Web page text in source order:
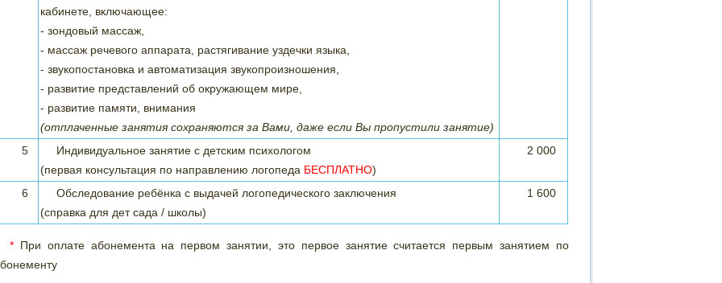
кабинете, включающее:
- зондовый массаж,
- массаж речевого аппарата, растягивание уздечки языка,
- звукопостановка и автоматизация звукопроизношения,
- развитие представлений об окружающем мире,
- развитие памяти, внимания
(отплаченные занятия сохраняются за Вами, даже если Вы пропустили занятие)
5
Индивидуальное занятие с детским психологом
(первая консультация по направлению логопеда БЕСПЛАТНО)
2 000
6
Обследование ребёнка с выдачей логопедического заключения
(справка для дет сада / школы)
1 600
* При оплате абонемента на первом занятии, это первое занятие считается первым занятием по